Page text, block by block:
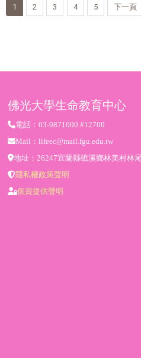
1 2 3 4 5 下一頁
佛光大學生命教育中心
電話：03-9871000 #12700
Mail：lifeec@mail.fgu.edu.tw
地址：26247宜蘭縣礁溪鄉林美村林
隱私權政策聲明
個資提供聲明